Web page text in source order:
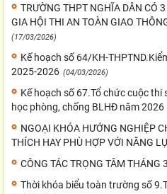
TRƯỜNG THPT NGHĨA DÂN CÓ
GIA HỘI THI AN TOÀN GIAO
(17/03/2026)
Kế hoạch số 64/KH-
2025-2026 (04/03/2026)
Kế hoạch số 67.Tổ chức cuộc
học phòng, chống BLHĐ năm 2026
NGOẠI KHÓA HƯỚNG NGHIỆP
THÍCH HAY PHÙ HỢP VỚI NĂNG
CÔNG TÁC TRỌNG TÂM THÁNG
Thời khóa biểu toàn trường số